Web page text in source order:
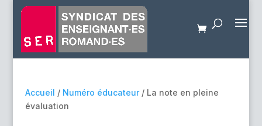
Accueil / Numéro éducateur/ La note en pleine
évaluation